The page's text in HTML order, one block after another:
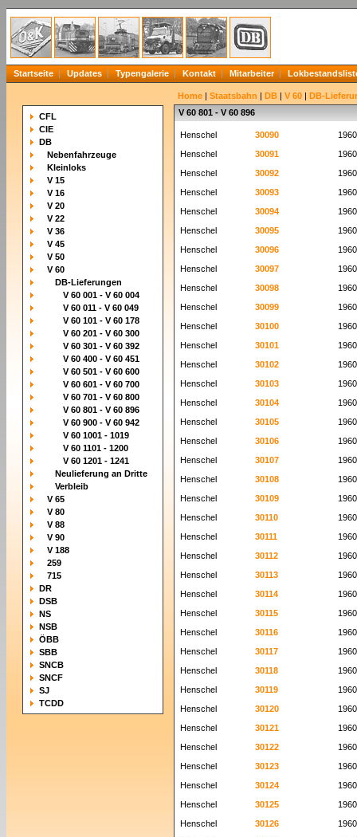
Startseite Updates Typengalerie Kontakt Mitarbeiter
CFL
CIE
DB
Nebenfahrzeuge
Kleinloks
V 15
V 16
V 20
V 22
V 36
V 45
V 50
V 60
DB-Lieferungen
V 60 001 - V 60 004
V 60 011 - V 60 049
V 60 101 - V 60 178
V 60 201 - V 60 300
V 60 301 - V 60 392
V 60 400 - V 60 451
V 60 501 - V 60 600
V 60 601 - V 60 700
V 60 701 - V 60 800
V 60 801 - V 60 896
V 60 900 - V 60 942
V 60 1001 - 1019
V 60 1101 - 1200
V 60 1201 - 1241
Neulieferung an Dritte
Verbleib
V 65
V 80
V 88
V 90
V 188
259
715
DR
DSB
NS
NSB
ÖBB
SBB
SNCB
SNCF
SJ
TCDD
Home | Staatsbahn | DB | V 60 | DB-
V 60 801 - V 60 896
Henschel 30090
1960
Henschel
30091
1960
Henschel
30092
1960
Henschel
30093
1960
Henschel
30094
1960
Henschel
30095
1960
Henschel
30096
1960
Henschel
30097
1960
Henschel
30098
1960
Henschel
30099
1960
Henschel
30100
1960
Henschel
30101
1960
Henschel
30102
1960
Henschel
30103
1960
Henschel
30104
1960
Henschel
30105
1960
Henschel
30106
1960
Henschel
30107
1960
Henschel
30108
1960
Henschel
30109
1960
Henschel
30110
1960
Henschel
30111
1960
Henschel
30112
1960
Henschel
30113
1960
Henschel
30114
1960
Henschel
30115
1960
Henschel
30116
1960
Henschel
30117
1960
Henschel
30118
1960
Henschel
30119
1960
Henschel
30120
1960
Henschel
30121
1960
Henschel
30122
1960
Henschel
30123
1960
Henschel
30124
1960
Henschel
30125
1960
Henschel
30126
1960